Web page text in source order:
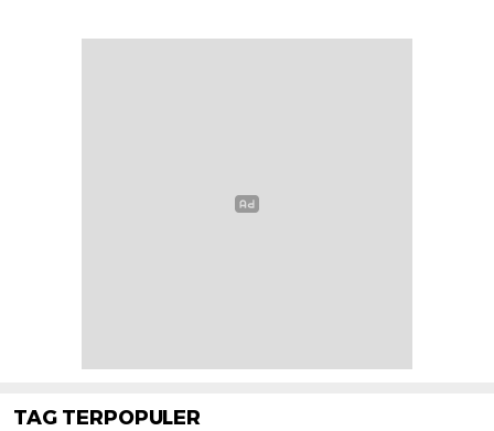
TAG TERPOPULER